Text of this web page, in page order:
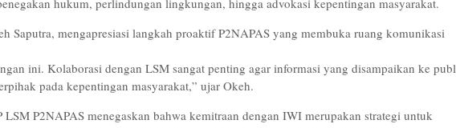
hukum, perlindungan lingkungan, hingga advokasi kepentingan masyarakat.
Saputra, mengapresiasi langkah proaktif P2NAPAS yang membuka ruang komunikasi
ini. Kolaborasi dengan LSM sangat penting agar informasi yang disampaikan ke
pada kepentingan masyarakat,” ujar Okeh.
LSM P2NAPAS menegaskan bahwa kemitraan dengan IWI merupakan strategi untuk